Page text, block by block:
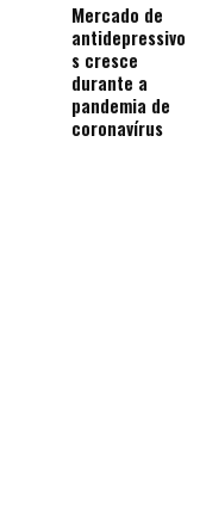
Mercado de
antidepressivo
s cresce
durante a
pandemia de
coronavírus